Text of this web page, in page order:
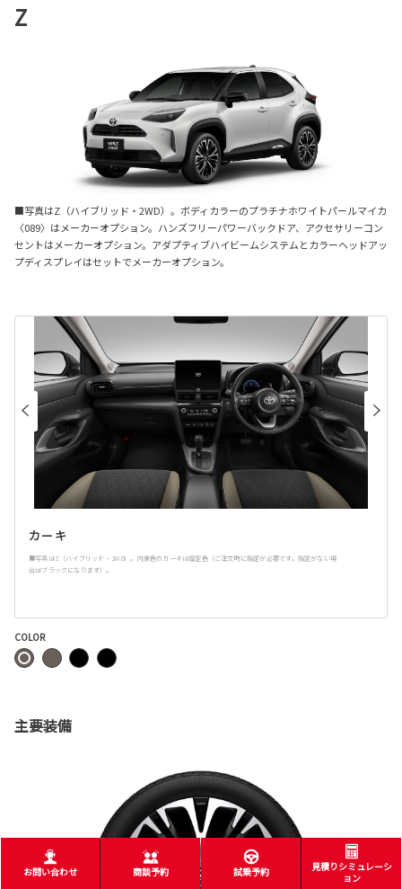
Z
■写真はZ（ハイブリッド・2WD）。ボディカラーのプラチナホワイトパールマイカ
〈089〉はメーカーオプション。ハンズフリーパワーバックドア、アクセサリーコン
セントはメーカーオプション。アダプティブハイビームシステムとカラーヘッドアッ
プディスプレイはセットでメーカーオプション。
カーキ
■写真はZ（ハイブリッド・2WD）。内装色のカーキは設定色（ご注文時に指定が必要です。指定がない場
合はブラックになります）。
COLOR
主要装備
お問い合わせ 商談予約 試乗予約
見積りシミュレーシ
ョン